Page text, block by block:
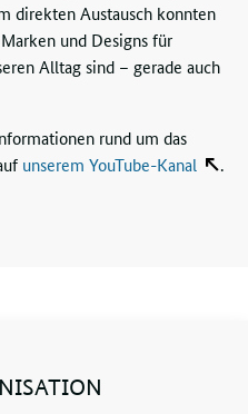
direkten Austausch konnten
und Designs für
Alltag sind – gerade auch
rund um das
unserem YouTube-Kanal .